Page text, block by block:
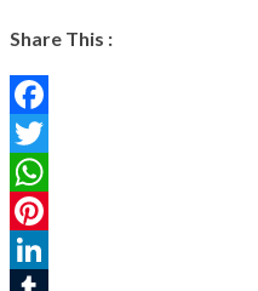
Share This :
Facebook
Twitter
WhatsApp
Pinterest